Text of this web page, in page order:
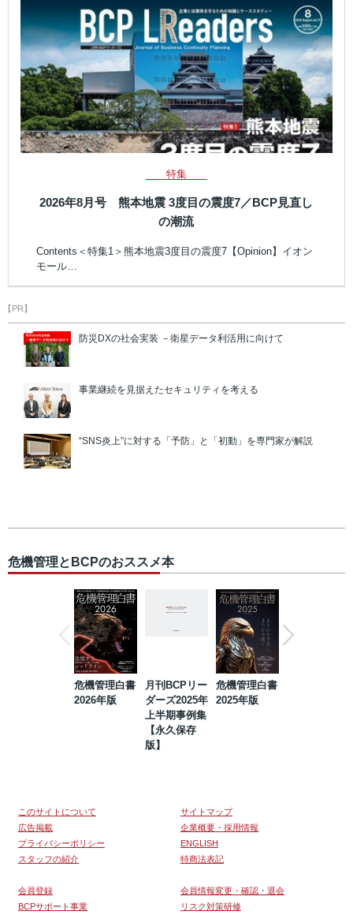
特集
2026年8月号 熊本地震 3度目の震度7／BCP見直し
の潮流
Contents＜特集1＞熊本地震3度目の震度7【Opinion】イオン
モール…
【PR】
防災DXの社会実装 －衛星データ利活用に向けて
事業継続を見据えたセキュリティを考える
“SNS炎上”に対する「予防」と「初動」を専門家が解説
危機管理とBCPのおススメ本
危機管理白書
2026年版
月刊BCPリー
ダーズ2025年
上半期事例集
【永久保存
版】
危機管理白書
2025年版
このサイトについて
サイトマップ
広告掲載
企業概要・採用情報
プライバシーポリシー
ENGLISH
スタッフの紹介
特商法表記
会員登録
会員情報変更・確認・退会
BCPサポート事業
リスク対策研修